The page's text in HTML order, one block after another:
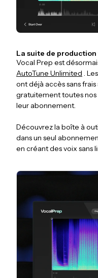
La suite de
Vocal Prep est
AutoTune Unlimited .
ont déjà accès sans
gratuitement toutes nos
leur abonnement.
Découvrez la boîte à
dans un seul
en créant des voix sans